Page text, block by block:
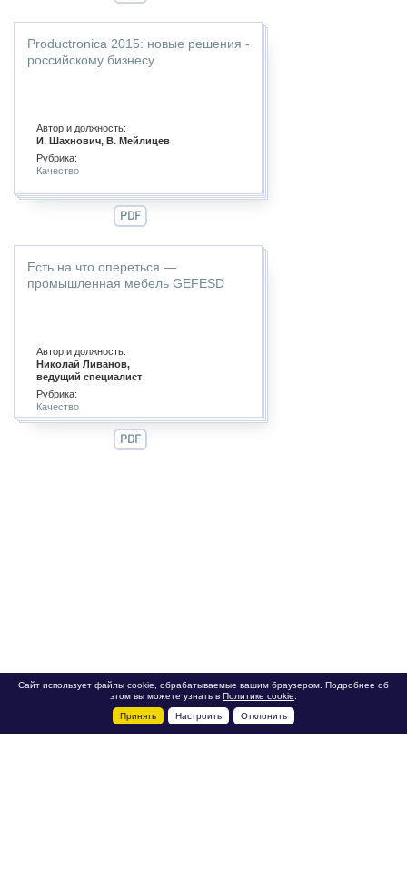
Productronica 2015: новые решения -
российскому бизнесу
Автор и должность:
И. Шахнович, В. Мейлицев
Рубрика:
Качество
PDF
Есть на что опереться —
промышленная мебель GEFESD
Автор и должность:
Николай Ливанов,
ведущий специалист
Рубрика:
Качество
PDF
Сайт использует файлы cookie, обрабатываемые вашим браузером. Подробнее об
этом вы можете узнать в Политике cookie
Принять
Настроить Отклонить